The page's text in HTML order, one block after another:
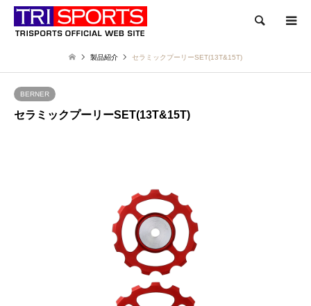
検索
製品紹介 セラミックプーリーSET(13T&15T)
BERNER
セラミックプーリーSET(13T&15T)